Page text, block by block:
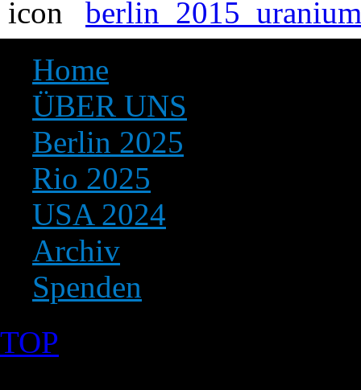
Home
ÜBER UNS
Berlin 2025
Rio 2025
USA 2024
Archiv
Spenden
TOP